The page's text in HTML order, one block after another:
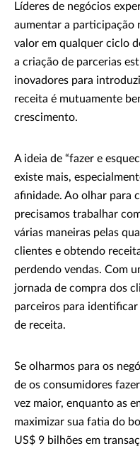
Líderes de negócios
aumentar a participação
valor em qualquer ciclo
a criação de parcerias
inovadores para
receita é mutuamente
crescimento.
A ideia de “fazer e
existe mais,
afinidade. Ao olhar para
precisamos trabalhar
várias maneiras pelas
clientes e obtendo
perdendo vendas. Com
jornada de compra dos
parceiros para
de receita.
Se olharmos para os
de os consumidores
vez maior, enquanto as
maximizar sua fatia do
US$ 9 bilhões em